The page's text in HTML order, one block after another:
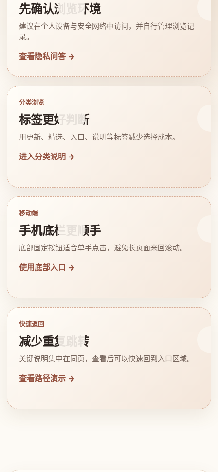
先确认浏览环境
建议在个人设备与安全网络中访问，并自行管理浏览记
录。
查看隐私问答 →
分类浏览
标签更好判断
用更新、精选、入口、说明等标签减少选择成本。
进入分类说明 →
移动端
手机底栏更顺手
底部固定按钮适合单手点击，避免长页面来回滚动。
使用底部入口 →
快速返回
减少重复跳转
关键说明集中在同页，查看后可以快速回到入口区域。
查看路径演示 →